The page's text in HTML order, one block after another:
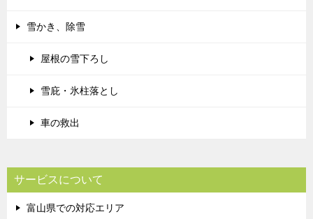
雪かき、除雪
屋根の雪下ろし
雪庇・氷柱落とし
車の救出
サービスについて
富山県での対応エリア